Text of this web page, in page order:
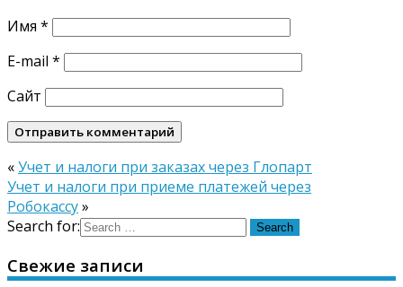
Имя *
E-mail *
Сайт
«Учет и налоги при заказах через Глопарт
Учет и налоги при приеме платежей через
Робокассу»
Search for:
Свежие записи